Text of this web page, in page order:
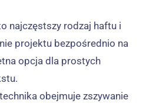
najczęstszy rodzaj haftu i
projektu bezpośrednio na
opcja dla prostych
obejmuje zszywanie